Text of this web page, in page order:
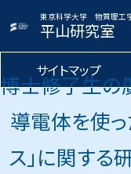
東京科学大学 物質理工
平山研究室
サイトマップ
博士修了生の
導電体を使
ス」に関す